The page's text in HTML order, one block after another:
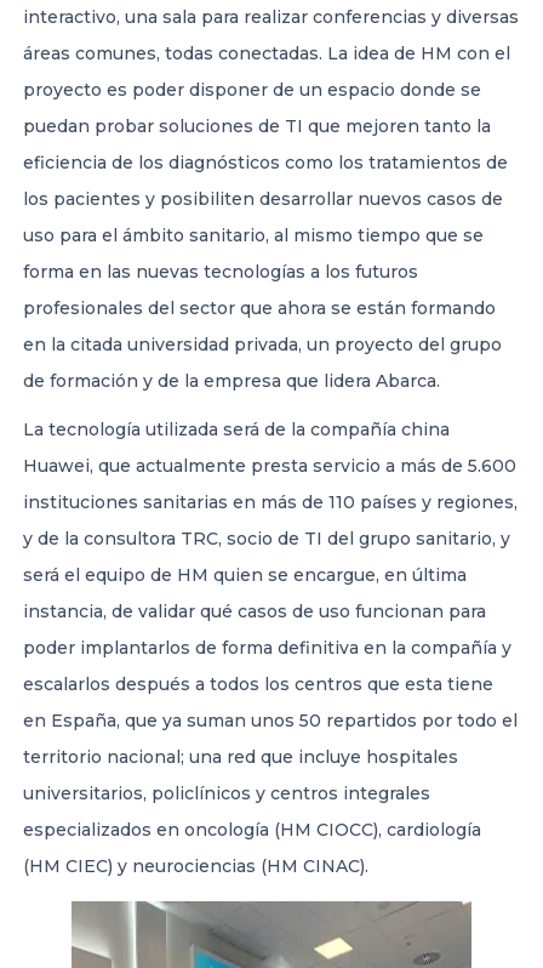
interactivo, una sala para realizar conferencias y diversas
áreas comunes, todas conectadas. La idea de HM con el
proyecto es poder disponer de un espacio donde se
puedan probar soluciones de TI que mejoren tanto la
eficiencia de los diagnósticos como los tratamientos de
los pacientes y posibiliten desarrollar nuevos casos de
uso para el ámbito sanitario, al mismo tiempo que se
forma en las nuevas tecnologías a los futuros
profesionales del sector que ahora se están formando
en la citada universidad privada, un proyecto del grupo
de formación y de la empresa que lidera Abarca.
La tecnología utilizada será de la compañía china
Huawei, que actualmente presta servicio a más de 5.600
instituciones sanitarias en más de 110 países y regiones,
y de la consultora TRC, socio de TI del grupo sanitario, y
será el equipo de HM quien se encargue, en última
instancia, de validar qué casos de uso funcionan para
poder implantarlos de forma definitiva en la compañía y
escalarlos después a todos los centros que esta tiene
en España, que ya suman unos 50 repartidos por todo el
territorio nacional; una red que incluye hospitales
universitarios, policlínicos y centros integrales
especializados en oncología (HM CIOCC), cardiología
(HM CIEC) y neurociencias (HM CINAC).